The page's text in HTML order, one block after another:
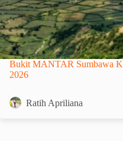
Bukit MANTAR Sumbawa
2026
Ratih Apriliana